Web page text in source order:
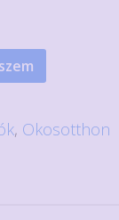
, Okosotthon